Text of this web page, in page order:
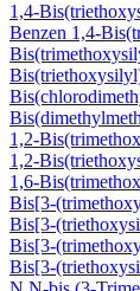
1,4-
Benzen 1,4-
1,2-
1,2-
1,6-
Bis[3-
Bis[3-
Bis[3-
Bis[3-